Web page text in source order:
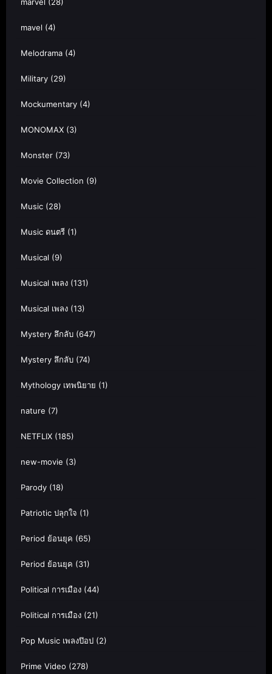
marvel (28)
mavel (4)
Melodrama (4)
Military (29)
Mockumentary (4)
MONOMAX (3)
Monster (73)
Movie Collection (9)
Music (28)
Music ดนตรี (1)
Musical (9)
Musical เพลง (131)
Musical เพลง (13)
Mystery ลึกลับ (647)
Mystery ลึกลับ (74)
Mythology เทพนิยาย (1)
nature (7)
NETFLIX (185)
new-movie (3)
Parody (18)
Patriotic ปลุกใจ (1)
Period ย้อนยุค (65)
Period ย้อนยุค (31)
Political การเมือง (44)
Political การเมือง (21)
Pop Music เพลงป๊อป (2)
Prime Video (278)